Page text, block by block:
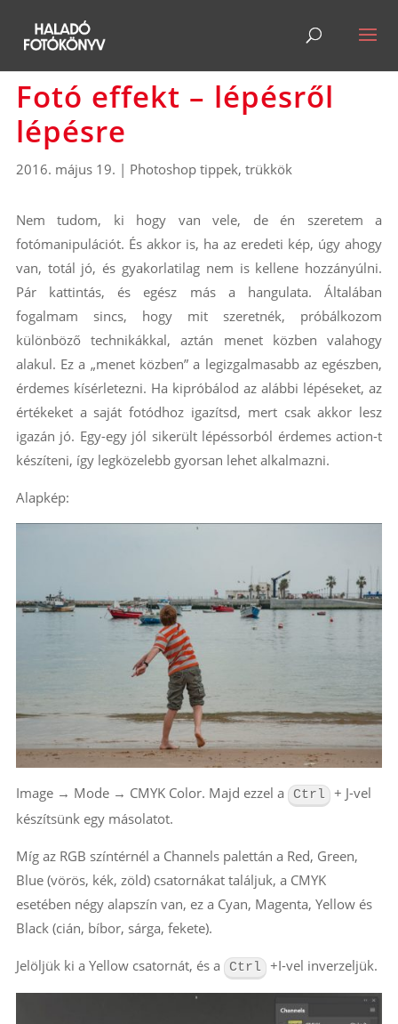
Fotó effekt – lépésről
lépésre
2016. május 19. | Photoshop tippek, trükkök
Nem tudom, ki hogy van vele, de én szeretem a
fotómanipulációt. És akkor is, ha az eredeti kép, úgy ahogy
van, totál jó, és gyakorlatilag nem is kellene hozzányúlni.
Pár kattintás, és egész más a hangulata. Általában
fogalmam sincs, hogy mit szeretnék, próbálkozom
különböző technikákkal, aztán menet közben valahogy
alakul. Ez a „menet közben” a legizgalmasabb az egészben,
érdemes kísérletezni. Ha kipróbálod az alábbi lépéseket, az
értékeket a saját fotódhoz igazítsd, mert csak akkor lesz
igazán jó. Egy-egy jól sikerült lépéssorból érdemes action-t
készíteni, így legközelebb gyorsan lehet alkalmazni.
Alapkép:
Image → Mode → CMYK Color. Majd ezzel a Ctrl + J-vel
készítsünk egy másolatot.
Míg az RGB színtérnél a Channels palettán a Red, Green,
Blue (vörös, kék, zöld) csatornákat találjuk, a CMYK
esetében négy alapszín van, ez a Cyan, Magenta, Yellow és
Black (cián, bíbor, sárga, fekete).
Jelöljük ki a Yellow csatornát, és a Ctrl +I-vel inverzeljük.